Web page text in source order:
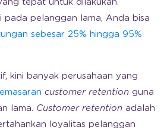
tepat untuk dilakukan.
pada pelanggan lama, Anda bisa
sebesar 25% hingga 95%
kini banyak perusahaan yang
customer retention guna
lama. Customer retention adalah
loyalitas pelanggan